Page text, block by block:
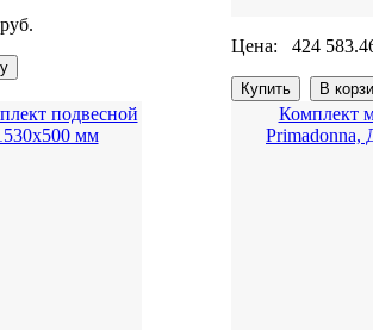
Цена: 424
подвесной
мм
Комплект
Primadonna,